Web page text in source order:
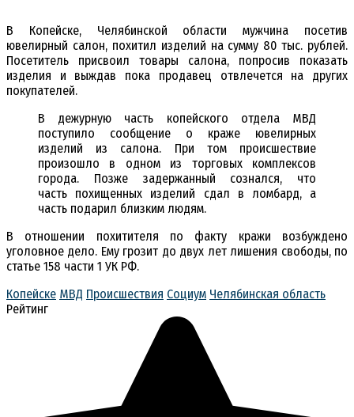
В Копейске, Челябинской области мужчина посетив
ювелирный салон, похитил изделий на сумму 80 тыс. рублей.
Посетитель присвоил товары салона, попросив показать
изделия и выждав пока продавец отвлечется на других
покупателей.
В дежурную часть копейского отдела МВД
поступило сообщение о краже ювелирных
изделий из салона. При том происшествие
произошло в одном из торговых комплексов
города. Позже задержанный сознался, что
часть похищенных изделий сдал в ломбард, а
часть подарил близким людям.
В отношении похитителя по факту кражи возбуждено
уголовное дело. Ему грозит до двух лет лишения свободы, по
статье 158 части 1 УК РФ.
Копейске МВД Происшествия Социум Челябинская область
Рейтинг